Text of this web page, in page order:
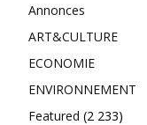
Annonces
ART&CULTURE
ECONOMIE
ENVIRONNEMENT
Featured (2 233)